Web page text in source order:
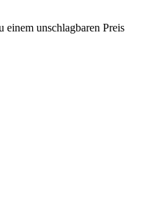
unschlagbaren Preis